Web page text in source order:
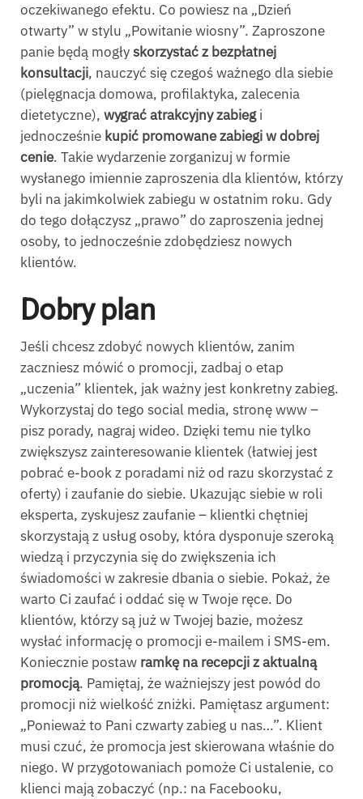
oczekiwanego efektu. Co powiesz na „Dzień
otwarty” w stylu „Powitanie wiosny”. Zaproszone
panie będą mogłyskorzystać z bezpłatnej
konsultacji, nauczyć się czegoś ważnego dla siebie
(pielęgnacja domowa, profilaktyka, zalecenia
dietetyczne), wygrać atrakcyjny zabiegi
jednocześnie kupić promowane zabiegi w dobrej
cenie. Takie wydarzenie zorganizuj w formie
wysłanego imiennie zaproszenia dla klientów, którzy
byli na jakimkolwiek zabiegu w ostatnim roku. Gdy
do tego dołączysz „prawo” do zaproszenia jednej
osoby, to jednocześnie zdobędziesz nowych
klientów.
Dobry plan
Jeśli chcesz zdobyć nowych klientów, zanim
zaczniesz mówić o promocji, zadbaj o etap
„uczenia” klientek, jak ważny jest konkretny zabieg.
Wykorzystaj do tego social media, stronę www –
pisz porady, nagraj wideo. Dzięki temu nie tylko
zwiększysz zainteresowanie klientek (łatwiej jest
pobrać e-book z poradami niż od razu skorzystać z
oferty) i zaufanie do siebie. Ukazując siebie w roli
eksperta, zyskujesz zaufanie – klientki chętniej
skorzystają z usług osoby, która dysponuje szeroką
wiedzą i przyczynia się do zwiększenia ich
świadomości w zakresie dbania o siebie. Pokaż, że
warto Ci zaufać i oddać się w Twoje ręce. Do
klientów, którzy są już w Twojej bazie, możesz
wysłać informację o promocji e-mailem i SMS-em.
Koniecznie postaw ramkę na recepcji z aktualną
promocją. Pamiętaj, że ważniejszy jest powód do
promocji niż wielkość zniżki. Pamiętasz argument:
„Ponieważ to Pani czwarty zabieg u nas…”. Klient
musi czuć, że promocja jest skierowana właśnie do
niego. W przygotowaniach pomoże Ci ustalenie, co
klienci mają zobaczyć (np.: na Facebooku,